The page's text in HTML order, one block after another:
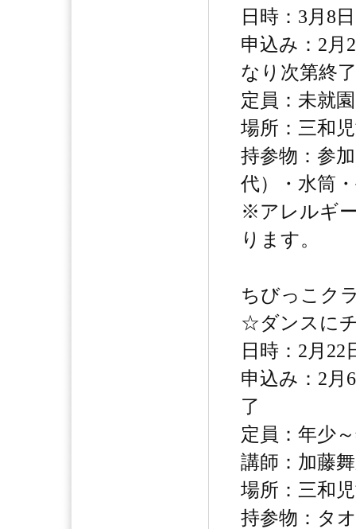
日時：3月8
申込み：2
なり次第終了
定員：未就
場所：三和
持参物：参
代）・水筒
※アレルギ
ります。
ちびっこク
☆ダンスに
日時：2月22
申込み：2
了
定員：年少
講師：加藤
場所：三和
持参物：タ